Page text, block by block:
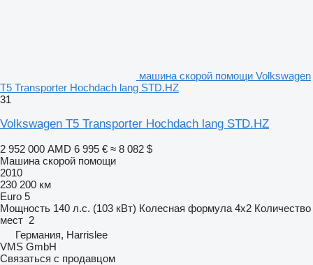
машина скорой помощи Volkswagen
T5 Transporter Hochdach lang STD.HZ
31
Volkswagen T5 Transporter Hochdach lang STD.HZ
2 952 000 AMD 6 995 € ≈ 8 082 $
Машина скорой помощи
2010
230 200 км
Euro 5
Мощность 140 л.с. (103 кВт) Колесная формула 4x2 Количество
мест 2
Германия, Harrislee
VMS GmbH
Связаться с продавцом